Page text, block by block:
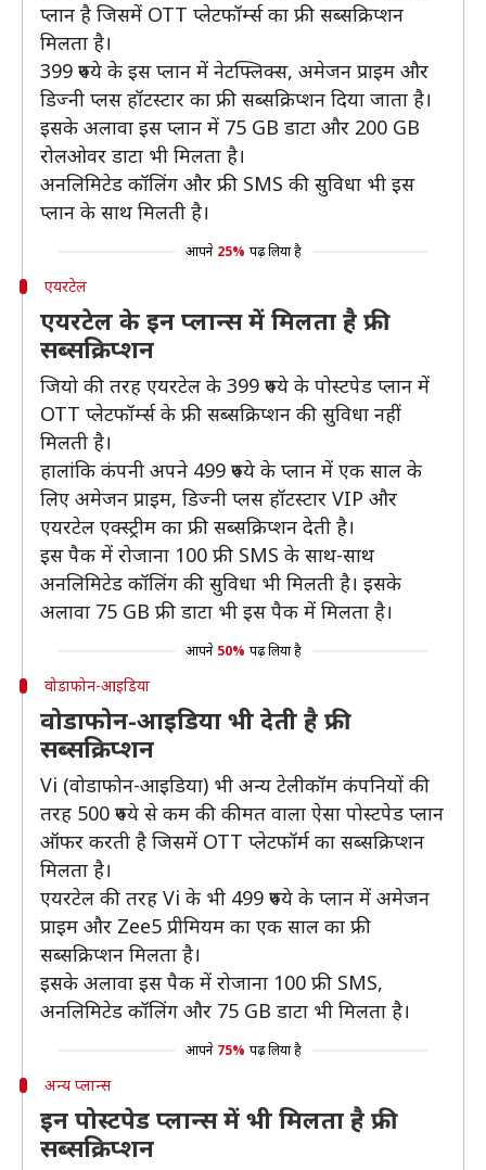
प्लान है जिसमें OTT प्लेटफॉर्म्स का फ्री सब्सक्रिप्शन
मिलता है।
399 रुपये के इस प्लान में नेटफ्लिक्स, अमेजन प्राइम और
डिज्नी प्लस हॉटस्टार का फ्री सब्सक्रिप्शन दिया जाता है।
इसके अलावा इस प्लान में 75 GB डाटा और 200 GB
रोलओवर डाटा भी मिलता है।
अनलिमिटेड कॉलिंग और फ्री SMS की सुविधा भी इस
प्लान के साथ मिलती है।
आपने 25% पढ़ लिया है
एयरटेल
एयरटेल के इन प्लान्स में मिलता है फ्री
सब्सक्रिप्शन
जियो की तरह एयरटेल के 399 रुपये के पोस्टपेड प्लान में
OTT प्लेटफॉर्म्स के फ्री सब्सक्रिप्शन की सुविधा नहीं
मिलती है।
हालांकि कंपनी अपने 499 रुपये के प्लान में एक साल के
लिए अमेजन प्राइम, डिज्नी प्लस हॉटस्टार VIP और
एयरटेल एक्स्ट्रीम का फ्री सब्सक्रिप्शन देती है।
इस पैक में रोजाना 100 फ्री SMS के साथ-साथ
अनलिमिटेड कॉलिंग की सुविधा भी मिलती है। इसके
अलावा 75 GB फ्री डाटा भी इस पैक में मिलता है।
आपने 50% पढ़ लिया है
वोडाफोन-आइडिया
वोडाफोन-आइडिया भी देती है फ्री
सब्सक्रिप्शन
Vi (वोडाफोन-आइडिया) भी अन्य टेलीकॉम कंपनियों की
तरह 500 रुपये से कम की कीमत वाला ऐसा पोस्टपेड प्लान
ऑफर करती है जिसमें OTT प्लेटफॉर्म का सब्सक्रिप्शन
मिलता है।
एयरटेल की तरह Vi के भी 499 रुपये के प्लान में अमेजन
प्राइम और Zee5 प्रीमियम का एक साल का फ्री
सब्सक्रिप्शन मिलता है।
इसके अलावा इस पैक में रोजाना 100 फ्री SMS,
अनलिमिटेड कॉलिंग और 75 GB डाटा भी मिलता है।
आपने 75% पढ़ लिया है
अन्य प्लान्स
इन पोस्टपेड प्लान्स में भी मिलता है फ्री
सब्सक्रिप्शन